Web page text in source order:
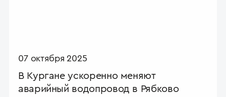
07 октября 2025
В Кургане ускоренно меняют
аварийный водопровод в Рябково